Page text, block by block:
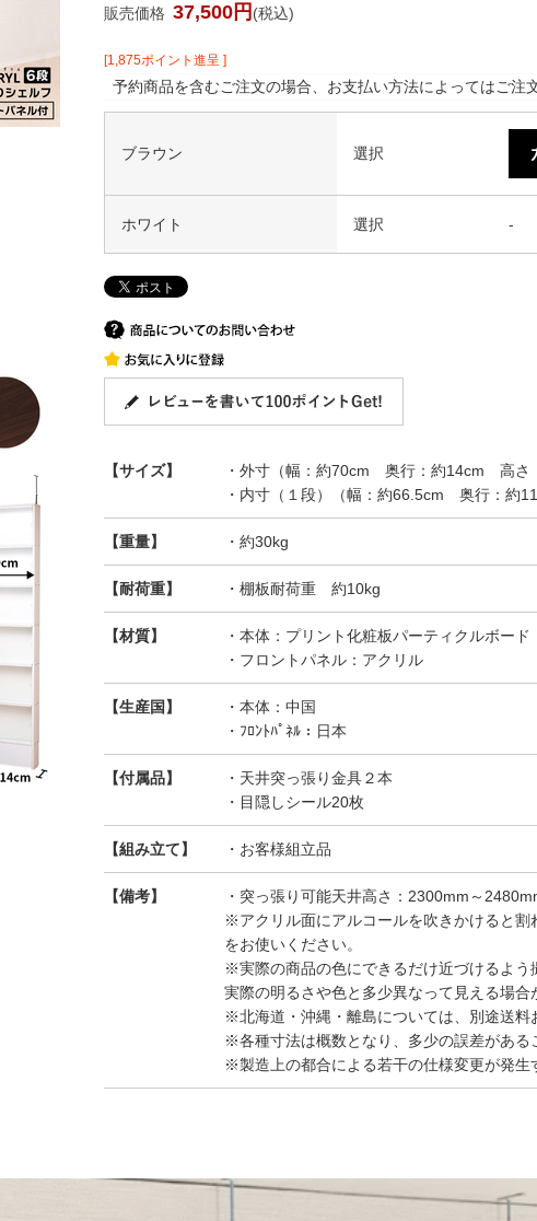
販売価格 37,500円 (税込)
[1,875ポイント進呈 ]
予約商品を含むご注文の場合、お支払い方法によってはご注
ブラウン 選択
ホワイト 選択 -
【サイズ】
・外寸（幅：約70cm 奥行：約14cm 高さ
・内寸（１段）（幅：約66.5cm 奥行：約
【重量】 ・約30kg
【耐荷重】 ・棚板耐荷重 約10kg
【材質】
・本体：プリント化粧板パーティクルボード
・フロントパネル：アクリル
【生産国】
・本体：中国
・ﾌﾛﾝﾄﾊﾟﾈﾙ：日本
【付属品】
・天井突っ張り金具２本
・目隠しシール20枚
【組み立て】 ・お客様組立品
【備考】
・突っ張り可能天井高さ：2300mm～
※アクリル面にアルコールを吹きかけると
をお使いください。
※実際の商品の色にできるだけ近づけるよ
実際の明るさや色と多少異なって見える場合
※北海道・沖縄・離島については、別途送
※各種寸法は概数となり、多少の誤差がある
※製造上の都合による若干の仕様変更が発生